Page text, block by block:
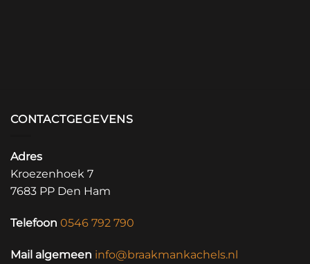
CONTACTGEGEVENS
Adres
Kroezenhoek 7
7683 PP Den Ham
Telefoon 0546 792 790
Mail algemeen info@braakmankachels.nl